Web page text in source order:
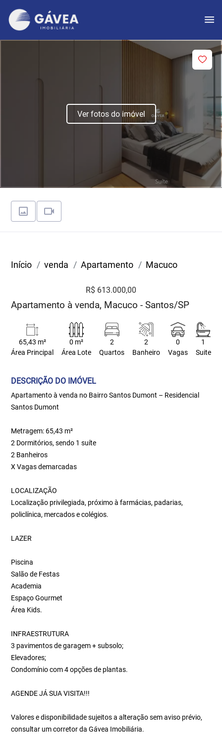
Ver fotos do imóvel
Início venda Apartamento Macuco
R$ 613.000,00
Apartamento à venda, Macuco - Santos/SP
65,43 m²
Área Principal
0 m²
Área Lote
2
Quartos
2
Banheiro
0
Vagas
1
Suite
DESCRIÇÃO DO IMÓVEL
Apartamento à venda no Bairro Santos Dumont – Residencial
Santos Dumont
Metragem: 65,43 m²
2 Dormitórios, sendo 1 suíte
2 Banheiros
X Vagas demarcadas
LOCALIZAÇÃO
Localização privilegiada, próximo à farmácias, padarias,
policlínica, mercados e colégios.
LAZER
Piscina
Salão de Festas
Academia
Espaço Gourmet
Área Kids.
INFRAESTRUTURA
3 pavimentos de garagem + subsolo;
Elevadores;
Condomínio com 4 opções de plantas.
AGENDE JÁ SUA VISITA!!!
Valores e disponibilidade sujeitos a alteração sem aviso prévio,
consultar um corretor da Gávea Imobiliária.